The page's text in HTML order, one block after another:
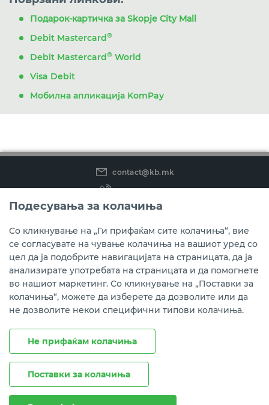
Подарок-картичка за Skopje City Mall
Debit Mastercard®
Debit Mastercard® World
Visa Debit
Мобилна апликација KomPay
contact@kb.mk
(02) 3 296 800
Instagram
LinkedIn
Youtube
Преземете ја мобилната апликација мБанка.
Подесувања за колачиња
Со кликнување на „Ги прифаќам сите колачиња“, вие
се согласувате на чување колачиња на вашиот уред со
цел да ја подобрите навигацијата на страницата, да ја
анализирате употребата на страницата и да помогнете
во нашиот маркетинг. Со кликнување на „Поставки за
колачиња“, можете да изберете да дозволите или да
не дозволите некои специфични типови колачиња.
Не прифаќам колачиња
Поставки за колачиња